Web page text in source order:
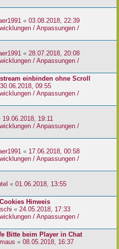
« 03.08.2018, 22:39
/ Anpassungen /
« 28.07.2018, 20:08
/ Anpassungen /
einbinden ohne Scroll
30.06.2018, 09:55
/ Anpassungen /
19.06.2018, 19:11
/ Anpassungen /
« 17.06.2018, 00:58
/ Anpassungen /
« 01.06.2018, 13:55
Hinweis
« 24.05.2018, 17:33
/ Anpassungen /
Bitte beim Player in Chat
« 08.05.2018, 16:37